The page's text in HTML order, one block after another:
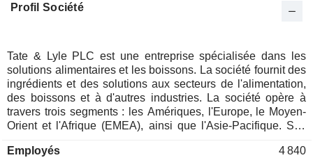
Profil Société
Tate & Lyle PLC est une entreprise spécialisée dans les
solutions alimentaires et les boissons. La société fournit des
ingrédients et des solutions aux secteurs de l'alimentation,
des boissons et à d'autres industries. La société opère à
travers trois segments : les Amériques, l'Europe, le Moyen-
Orient et l'Afrique (EMEA), ainsi que l'Asie-Pacifique. Ses
produits laitiers, les soupes, les sauces et les vinaigrettes, la
Employés 4 840